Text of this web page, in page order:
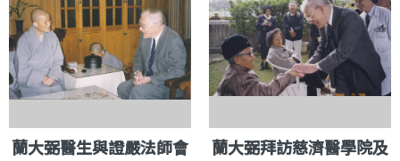
蘭大弼醫生與證嚴法師會
蘭大弼拜訪慈濟醫學院及